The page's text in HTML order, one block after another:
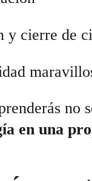
y cierre de
no
en una